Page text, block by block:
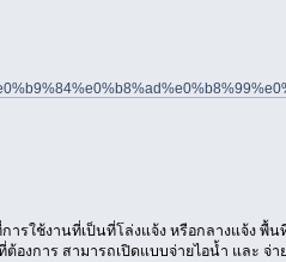
ช้งานที่เป็นที่โล่งแจ้ง หรือกลางแจ้ง พื้
การ สามารถเปิดแบบจ่ายไอน้ำ และ